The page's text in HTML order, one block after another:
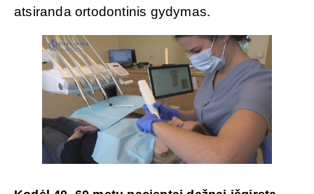
atsiranda ortodontinis gydymas.